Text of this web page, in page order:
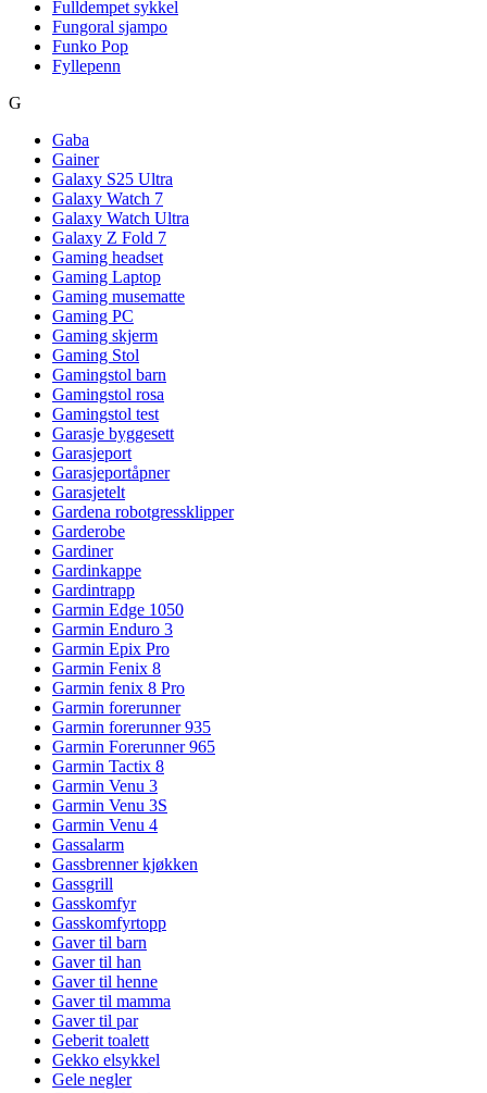
Fulldempet sykkel
Fungoral sjampo
Funko Pop
Fyllepenn
G
Gaba
Gainer
Galaxy S25 Ultra
Galaxy Watch 7
Galaxy Watch Ultra
Galaxy Z Fold 7
Gaming headset
Gaming Laptop
Gaming musematte
Gaming PC
Gaming skjerm
Gaming Stol
Gamingstol barn
Gamingstol rosa
Gamingstol test
Garasje byggesett
Garasjeport
Garasjeportåpner
Garasjetelt
Gardena robotgressklipper
Garderobe
Gardiner
Gardinkappe
Gardintrapp
Garmin Edge 1050
Garmin Enduro 3
Garmin Epix Pro
Garmin Fenix 8
Garmin fenix 8 Pro
Garmin forerunner
Garmin forerunner 935
Garmin Forerunner 965
Garmin Tactix 8
Garmin Venu 3
Garmin Venu 3S
Garmin Venu 4
Gassalarm
Gassbrenner kjøkken
Gassgrill
Gasskomfyr
Gasskomfyrtopp
Gaver til barn
Gaver til han
Gaver til henne
Gaver til mamma
Gaver til par
Geberit toalett
Gekko elsykkel
Gele negler